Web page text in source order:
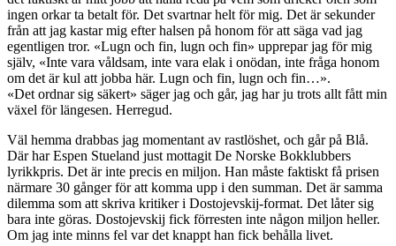
ingen orkar ta betalt för. Det svartnar helt för mig. Det är sekunder
från att jag kastar mig efter halsen på honom för att säga vad jag
egentligen tror. «Lugn och fin, lugn och fin» upprepar jag för mig
själv, «Inte vara våldsam, inte vara elak i onödan, inte fråga honom
om det är kul att jobba här. Lugn och fin, lugn och fin…».
«Det ordnar sig säkert» säger jag och går, jag har ju trots allt fått min
växel för längesen. Herregud.
Väl hemma drabbas jag momentant av rastlöshet, och går på Blå.
Där har Espen Stueland just mottagit De Norske Bokklubbers
lyrikkpris. Det är inte precis en miljon. Han måste faktiskt få prisen
närmare 30 gånger för att komma upp i den summan. Det är samma
dilemma som att skriva kritiker i Dostojevskij-format. Det låter sig
bara inte göras. Dostojevskij fick förresten inte någon miljon heller.
Om jag inte minns fel var det knappt han fick behålla livet.